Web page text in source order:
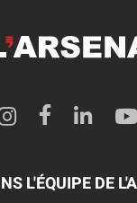
L'ÉQUIPE DE